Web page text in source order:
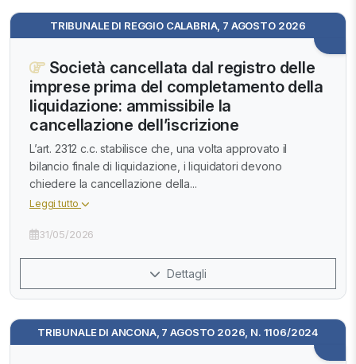
TRIBUNALE DI REGGIO CALABRIA, 7 AGOSTO 2026
Società cancellata dal registro delle
imprese prima del completamento della
liquidazione: ammissibile la
cancellazione dell’iscrizione
L’art. 2312 c.c. stabilisce che, una volta approvato il
bilancio finale di liquidazione, i liquidatori devono
chiedere la cancellazione della...
Leggi tutto
31/05/2026
Dettagli
TRIBUNALE DI ANCONA, 7 AGOSTO 2026, N. 1106/2024